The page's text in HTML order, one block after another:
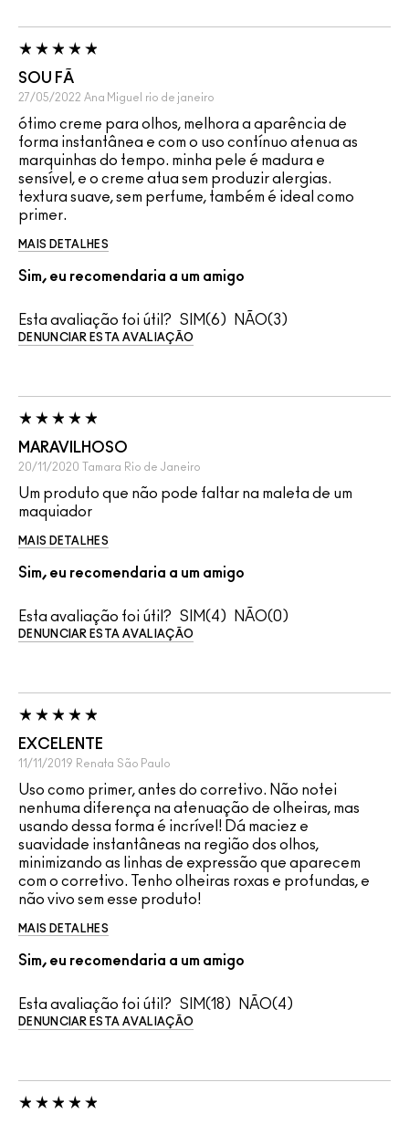
SOU FÃ
27/05/2022 Ana Miguel rio de janeiro
ótimo creme para olhos, melhora a aparência de
forma instantânea e com o uso contínuo atenua as
marquinhas do tempo. minha pele é madura e
sensível, e o creme atua sem produzir alergias.
textura suave, sem perfume, também é ideal como
primer.
MAIS DETALHES
Sim, eu recomendaria a um amigo
Esta avaliação foi útil? 6 3
DENUNCIAR ESTA AVALIAÇÃO
MARAVILHOSO
20/11/2020 Tamara Rio de Janeiro
Um produto que não pode faltar na maleta de um
maquiador
MAIS DETALHES
Sim, eu recomendaria a um amigo
Esta avaliação foi útil? 4 0
DENUNCIAR ESTA AVALIAÇÃO
EXCELENTE
11/11/2019 Renata São Paulo
Uso como primer, antes do corretivo. Não notei
nenhuma diferença na atenuação de olheiras, mas
usando dessa forma é incrível! Dá maciez e
suavidade instantâneas na região dos olhos,
minimizando as linhas de expressão que aparecem
com o corretivo. Tenho olheiras roxas e profundas, e
não vivo sem esse produto!
MAIS DETALHES
Sim, eu recomendaria a um amigo
Esta avaliação foi útil? 18 4
DENUNCIAR ESTA AVALIAÇÃO